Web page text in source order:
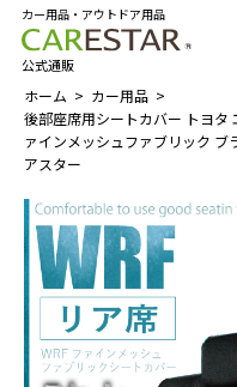
カー用品・アウトドア用品
公式通販
ホーム
カー用品
後部座席用シートカバー トヨタ
ァインメッシュファブリック ブ
アスター